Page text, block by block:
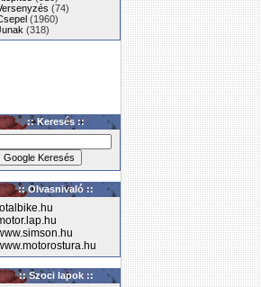
(74)
(1960)
(318)
:: Keresés ::
:: Olvasnivaló ::
:: Szoci lapok ::